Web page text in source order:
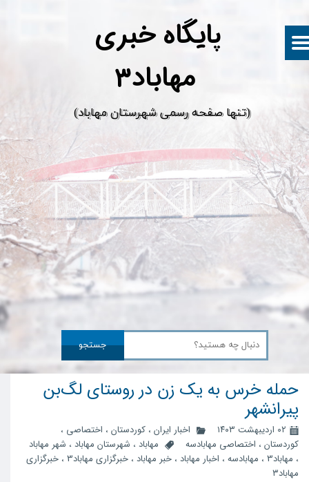
پایگاه خبری
​(تنها صفحه رسمی شهرستان مهاباد)
جستجو
حملە خرس بە یک زن در روستای لگ‌بن
پیرانشهر
۰۲ اردیبهشت ۱۴۰۳ اخبار ایران ، کوردستان ، اختصاصی ،
کوردستان ، اختصاصی مهابادسه مهاباد ، شهرستان مهاباد ، شهر مهاباد
، مهاباد3 ، مهابادسه ، اخبار مهاباد ، خبر مهاباد ، خبرگزاری مهاباد3 ، خبرگزاری
مهاباد۳